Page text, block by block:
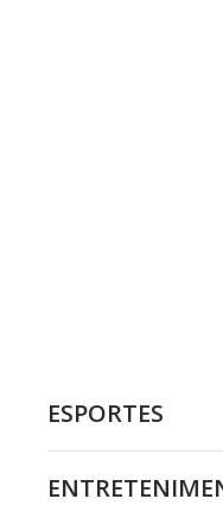
ESPORTES